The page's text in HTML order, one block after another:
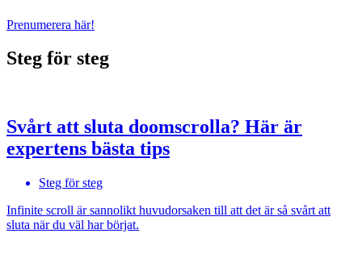
Prenumerera här!
Steg för steg
Svårt att sluta doomscrolla? Här är
expertens bästa tips
Steg för steg
Infinite scroll är sannolikt huvudorsaken till att det är så svårt att
sluta när du väl har börjat.